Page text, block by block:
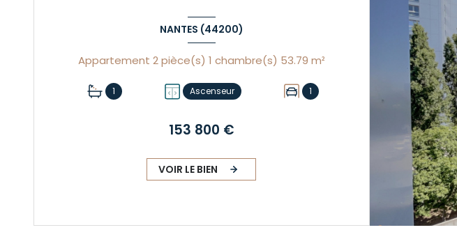
NANTES (44200)
Appartement 2 pièce(s) 1 chambre(s) 53.79 m²
1 Ascenseur 1
153 800 €
VOIR LE BIEN